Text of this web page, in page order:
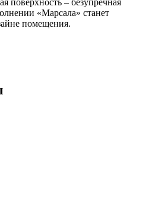
«Марсала» станет
помещения.